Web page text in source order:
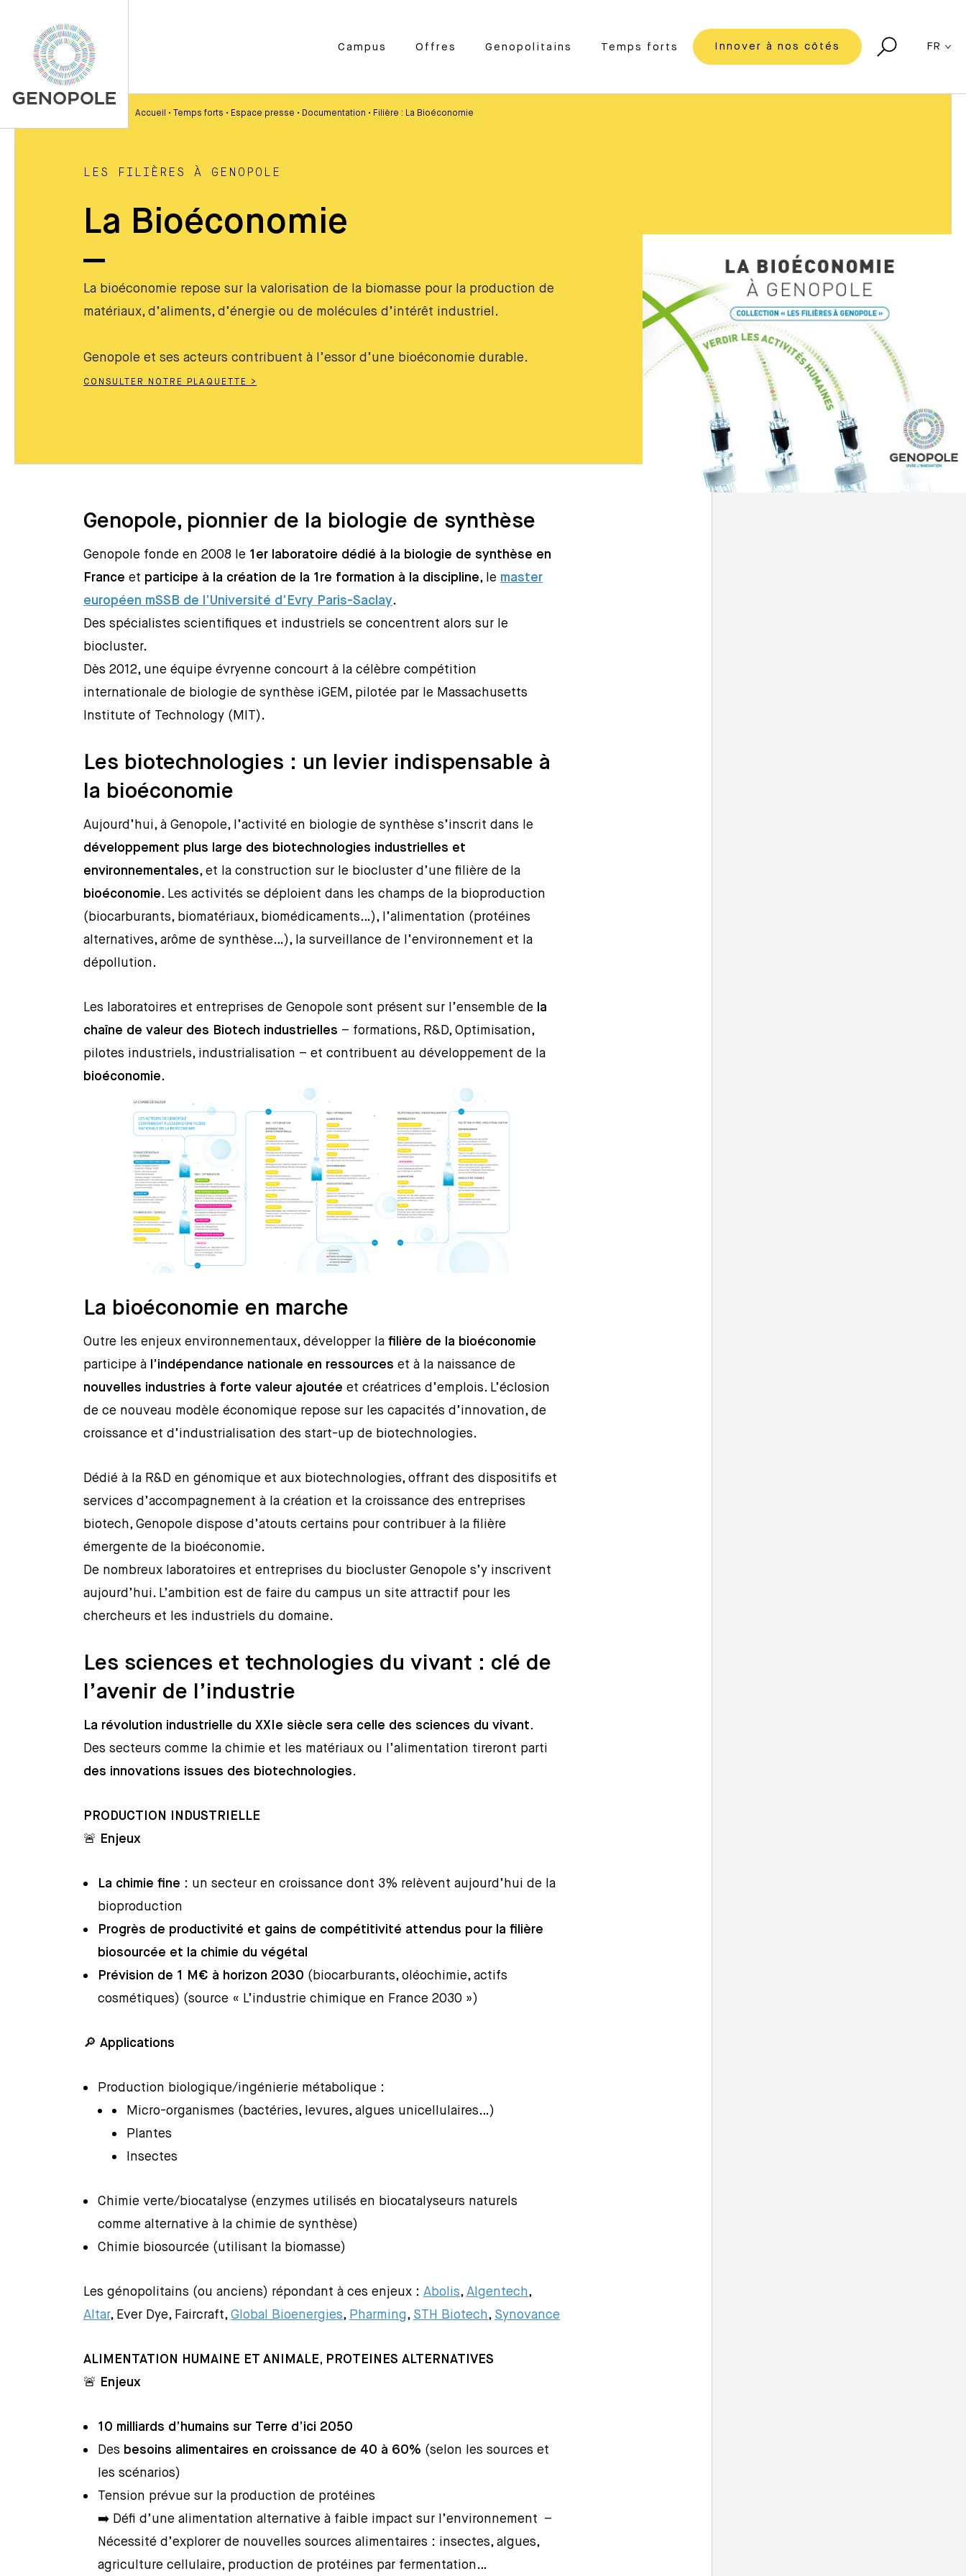
Campus Offres Genopolitains Temps forts Innover à nos côtés FR
Accueil • Temps forts • Espace presse • Documentation • Filière : La Bioéconomie
LES FILIÈRES À GENOPOLE
La Bioéconomie
La bioéconomie repose sur la valorisation de la biomasse pour la production de
matériaux, d’aliments, d’énergie ou de molécules d’intérêt industriel.
Genopole et ses acteurs contribuent à l’essor d’une bioéconomie durable.
CONSULTER NOTRE PLAQUETTE >
Genopole, pionnier de la biologie de synthèse
Genopole fonde en 2008 le 1er laboratoire dédié à la biologie de synthèse en
France et participe à la création de la 1re formation à la discipline, le master
européen mSSB de l’Université d’Evry Paris-Saclay.
Des spécialistes scientifiques et industriels se concentrent alors sur le
biocluster.
Dès 2012, une équipe évryenne concourt à la célèbre compétition
internationale de biologie de synthèse iGEM, pilotée par le Massachusetts
Institute of Technology (MIT).
Les biotechnologies : un levier indispensable à
la bioéconomie
Aujourd’hui, à Genopole, l’activité en biologie de synthèse s’inscrit dans le
développement plus large des biotechnologies industrielles et
environnementales, et la construction sur le biocluster d’une filière de la
bioéconomie. Les activités se déploient dans les champs de la bioproduction
(biocarburants, biomatériaux, biomédicaments…), l’alimentation (protéines
alternatives, arôme de synthèse…), la surveillance de l’environnement et la
dépollution.
Les laboratoires et entreprises de Genopole sont présent sur l’ensemble de la
chaîne de valeur des Biotech industrielles – formations, R&D, Optimisation,
pilotes industriels, industrialisation – et contribuent au développement de la
bioéconomie.
La bioéconomie en marche
Outre les enjeux environnementaux, développer lafilière de la bioéconomie
participe à
l’indépendance nationale en ressources et à la naissance de
nouvelles industries à forte valeur ajoutée et créatrices d’emplois. L’éclosion
de ce nouveau modèle économique repose sur les capacités d’innovation, de
croissance et d’industrialisation des start-up de biotechnologies.
Dédié à la R&D en génomique et aux biotechnologies, offrant des dispositifs et
services d’accompagnement à la création et la croissance des entreprises
biotech, Genopole dispose d’atouts certains pour contribuer à la filière
émergente de la bioéconomie.
De nombreux laboratoires et entreprises du biocluster Genopole s’y inscrivent
aujourd’hui. L’ambition est de faire du campus un site attractif pour les
chercheurs et les industriels du domaine.
Les sciences et technologies du vivant : clé de
l’avenir de l’industrie
La révolution industrielle du XXIe siècle sera celle des sciences du vivant.
Des secteurs comme la chimie et les matériaux ou l’alimentation tireront parti
des innovations issues des biotechnologies.
PRODUCTION INDUSTRIELLE
🚨
Enjeux
La chimie fine : un secteur en croissance dont 3% relèvent aujourd’hui de la
bioproduction
Progrès de productivité et gains de compétitivité attendus pour la filière
biosourcée et la chimie du végétal
Prévision de 1 M€ à horizon 2030 (biocarburants, oléochimie, actifs
cosmétiques) (source « L’industrie chimique en France 2030 »)
🔎Applications
Production biologique/ingénierie métabolique :
Micro-organismes (bactéries, levures, algues unicellulaires…)
Plantes
Insectes
Chimie verte/biocatalyse (enzymes utilisés en biocatalyseurs naturels
comme alternative à la chimie de synthèse)
Chimie biosourcée (utilisant la biomasse)
Les génopolitains (ou anciens) répondant à ces enjeux :Abolis,Algentech,
Altar, Ever Dye, Faircraft,Global Bioenergies, Pharming, STH Biotech, Synovance
ALIMENTATION HUMAINE ET ANIMALE, PROTEINES ALTERNATIVES
🚨
Enjeux
10 milliards d’humains sur Terre d’ici 2050
Des besoins alimentaires en croissance de 40 à 60% (selon les sources et
les scénarios)
Tension prévue sur la production de protéines
➡️ Défi d’une alimentation alternative à faible impact sur l’environnement –
Nécessité d’explorer de nouvelles sources alimentaires : insectes, algues,
agriculture cellulaire, production de protéines par fermentation…